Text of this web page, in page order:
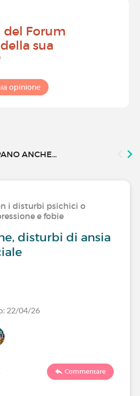
del Forum
sua
opinione
ANCHE...
i disturbi psichici o
e fobie
disturbi di ansia
22/04/26
Commentare